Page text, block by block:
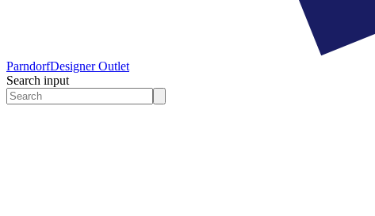
ParndorfDesigner Outlet
Search input